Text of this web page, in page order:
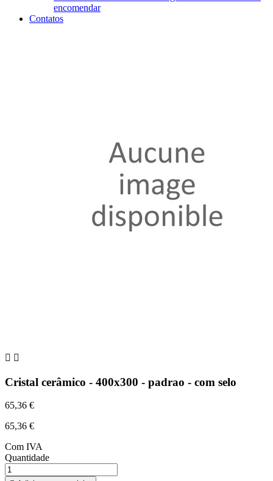
encomendar
Contatos
 
Cristal cerâmico - 400x300 - padrao - com selo
65,36 €
65,36 €
Com IVA
Quantidade